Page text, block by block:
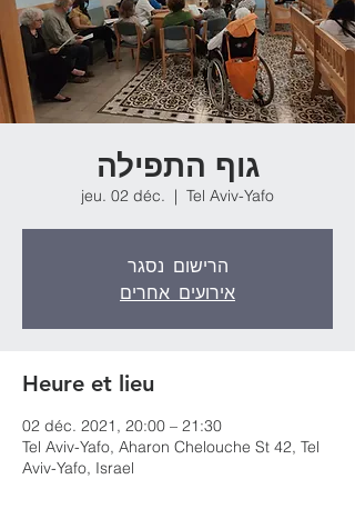
גוף התפילה
jeu. 02 déc.
  |
Tel Aviv-Yafo
הרישום נסגר
אירועים אחרים
Heure et lieu
02 déc. 2021, 20:00 – 21:30
Tel Aviv-Yafo, Aharon Chelouche St 42, Tel
Aviv-Yafo, Israel